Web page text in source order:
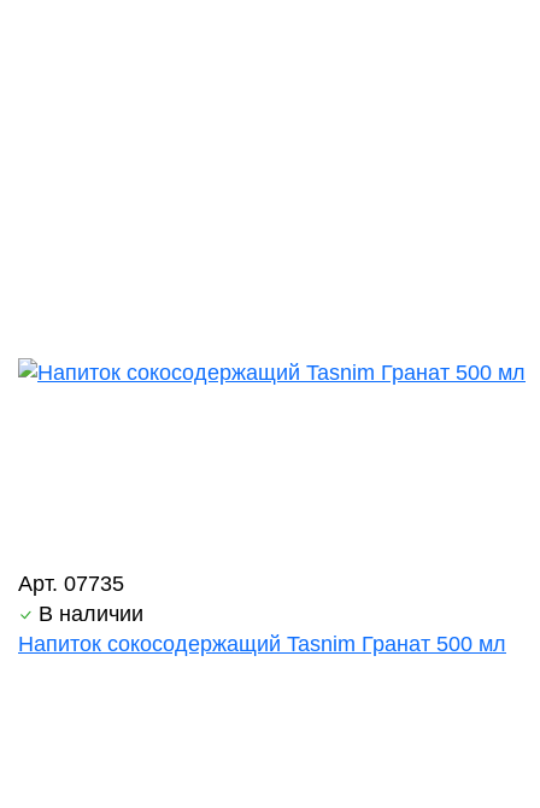
Арт. 07735
В наличии
Напиток сокосодержащий Tasnim Гранат 500 мл